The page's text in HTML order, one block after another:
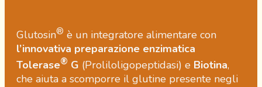
Glutosin® è un integratore alimentare con
l’innovativa preparazione enzimatica
Tolerase® G (Proliloligopeptidasi) e Biotina,
che aiuta a scomporre il glutine presente negli